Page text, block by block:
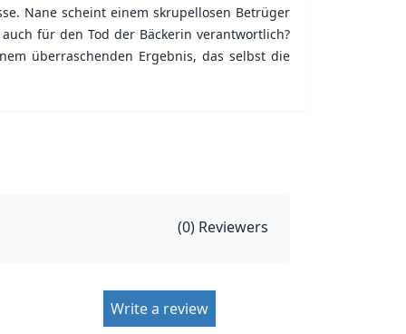
Nane scheint einem skrupellosen Betrüger
für den Tod der Bäckerin verantwortlich?
überraschenden Ergebnis, das selbst die
(0) Reviewers
Write a review